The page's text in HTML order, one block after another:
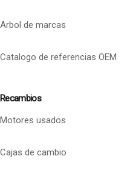
Arbol de marcas
Catalogo de referencias OEM
Recambios
Motores usados
Cajas de cambio